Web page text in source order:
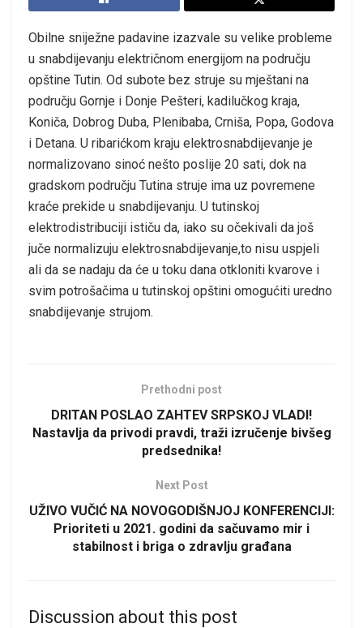
Obilne sniježne padavine izazvale su velike probleme
u snabdijevanju električnom energijom na području
opštine Tutin. Od subote bez struje su mještani na
području Gornje i Donje Pešteri, kadilučkog kraja,
Koniča, Dobrog Duba, Plenibaba, Crniša, Popa, Godova
i Detana. U ribarićkom kraju elektrosnabdijevanje je
normalizovano sinoć nešto poslije 20 sati, dok na
gradskom području Tutina struje ima uz povremene
kraće prekide u snabdijevanju. U tutinskoj
elektrodistribuciji ističu da, iako su očekivali da još
juče normalizuju elektrosnabdijevanje,to nisu uspjeli
ali da se nadaju da će u toku dana otkloniti kvarove i
svim potrošačima u tutinskoj opštini omogućiti uredno
snabdijevanje strujom.
Prethodni post
DRITAN POSLAO ZAHTEV SRPSKOJ VLADI!
Nastavlja da privodi pravdi, traži izručenje bivšeg
predsednika!
Next Post
UŽIVO VUČIĆ NA NOVOGODIŠNJOJ KONFERENCIJI:
Prioriteti u 2021. godini da sačuvamo mir i
stabilnost i briga o zdravlju građana
Discussion about this post